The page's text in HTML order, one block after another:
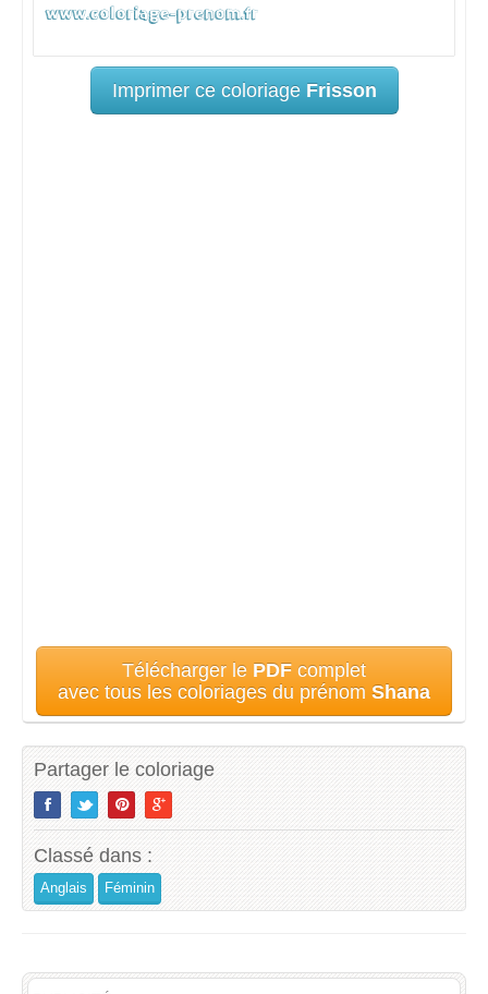
Imprimer ce coloriage Frisson
Télécharger le PDF complet
avec tous les coloriages du prénom Shana
Partager le coloriage
Classé dans :
Anglais Féminin